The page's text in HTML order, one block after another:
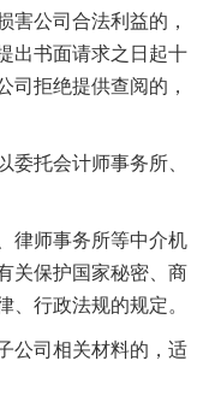
害公司合法利益的，
出书面请求之日起十
司拒绝提供查阅的，
托会计师事务所、
师事务所等中介机
关保护国家秘密、商
、行政法规的规定。
司相关材料的，适